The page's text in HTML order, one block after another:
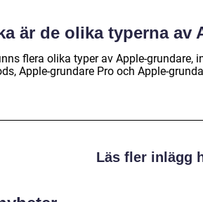
är de olika typerna av
flera olika typer av Apple-grundare,
Apple-grundare Pro och Apple-
Läs fler inlägg